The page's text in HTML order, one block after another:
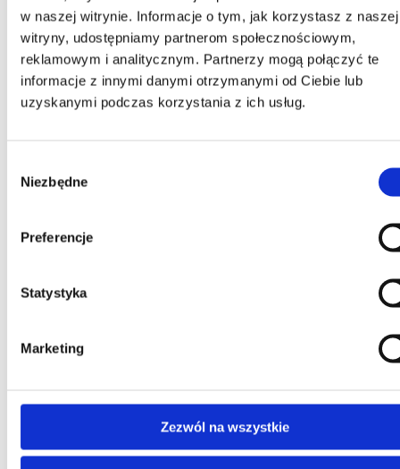
w naszej witrynie. Informacje o tym, jak korzystasz z naszej
witryny, udostępniamy partnerom społecznościowym,
reklamowym i analitycznym. Partnerzy mogą połączyć te
informacje z innymi danymi otrzymanymi od Ciebie lub
uzyskanymi podczas korzystania z ich usług.
zgody
Niezbędne
Preferencje
Statystyka
Marketing
Zezwól na wszystkie
Rozsiewacz wyposażony jest w system
automatycznej regulacji, który optymalizuje
wejście nawozu na tarczę rozsiewającą w
zależności od dostarczanej ilości. Ponadto
możliwa jest ręczna ingerencja na
wyprzedzenie lub opóźnienie wyjścia nawozu
spowodowanego zmianami właściwości
sterowanie hydrauliczne
Niezależne sterowanie otwarcia prawego i
lewego zespołu otworów dozujących.